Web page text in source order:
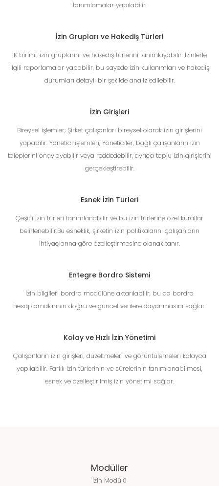
tanımlamalar yapılabilir.
İzin Grupları ve Hakediş Türleri
İK birimi, izin gruplarını ve hakediş türlerini tanımlayabilir. İzinlerle
ilgili raporlamalar yapabilir, bu sayede izin kullanımları ve hakediş
durumları detaylı bir şekilde analiz edilebilir.
İzin Girişleri
Bireysel işlemler; Şirket çalışanları bireysel olarak izin girişlerini
yapabilir. Yönetici işlemleri; Yöneticiler, bağlı çalışanların izin
taleplerini onaylayabilir veya reddedebilir, ayrıca toplu izin girişlerini
gerçekleştirebilir.
Esnek İzin Türleri
Çeşitli izin türleri tanımlanabilir ve bu izin türlerine özel kurallar
belirlenebilir.Bu esneklik, şirketin izin politikalarını çalışanların
ihtiyaçlarına göre özelleştirmesine olanak tanır.
Entegre Bordro Sistemi
İzin bilgileri bordro modülüne aktarılabilir, bu da bordro
hesaplamalarının doğru ve güncel verilere dayanmasını sağlar.
Kolay ve Hızlı İzin Yönetimi
Çalışanların izin girişleri, düzeltmeleri ve görüntülemeleri kolayca
yapılabilir. Farklı izin türlerinin ve sürelerinin tanımlanabilmesi,
esnek ve özelleştirilmiş izin yönetimi sağlar.
Modüller
İzin Modülü